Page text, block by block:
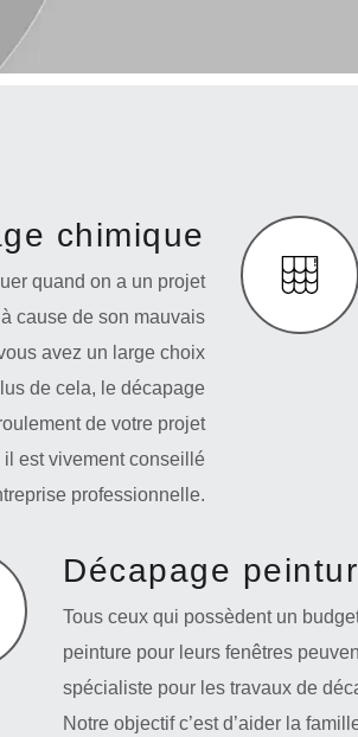
chimique
quand on a un projet
cause de son mauvais
avez un large choix
de cela, le décapage
de votre projet
est vivement conseillé
professionnelle.
Décapage
Tous ceux qui possèdent un
peinture pour leurs fenêtres
spécialiste pour les travaux de
Notre objectif c’est d’aider la